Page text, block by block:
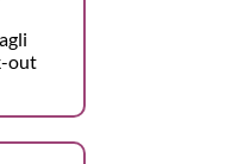
out